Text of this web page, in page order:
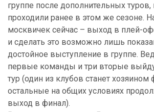
группе после дополнительных
проходили ранее в этом же сезоне.
москвичек сейчас – выход в плей-
и сделать это возможно лишь
достойное выступление в группе.
первые команды и три вторые
тур (один из клубов станет хозяином
остальные на общих условиях
выход в финал).